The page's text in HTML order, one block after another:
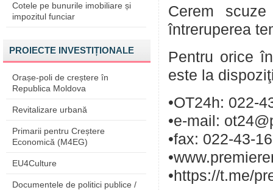
Cotele pe bunurile imobiliare și
impozitul funciar
PROIECTE INVESTIȚIONALE
Orașe-poli de creștere în
Republica Moldova
Revitalizare urbană
Primarii pentru Creștere
Economică (M4EG)
EU4Culture
Documentele de politici publice /
Cerem
întreruperea
Pentru orice
este la
•OT24h: 022-
•e-mail:
•fax: 022-43-
•https://t.me/